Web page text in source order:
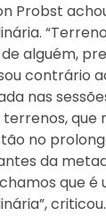
Probst
alguém,
contrário
nas
que
no
da
que é
criticou.